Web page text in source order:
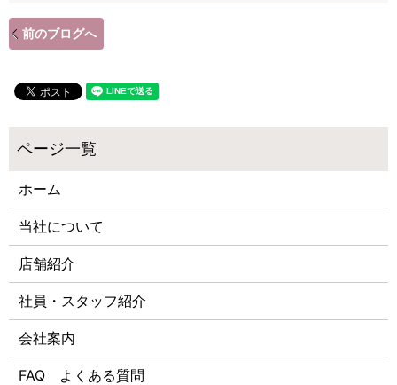
前のブログへ
ホーム
当社について
店舗紹介
社員・スタッフ紹介
会社案内
FAQ よくある質問